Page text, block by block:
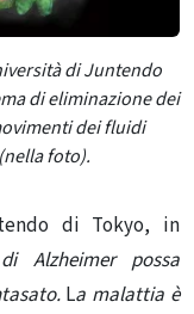
di Juntendo
di eliminazione dei
dei fluidi
foto).
di Tokyo, in
Alzheimer possa
La malattia è